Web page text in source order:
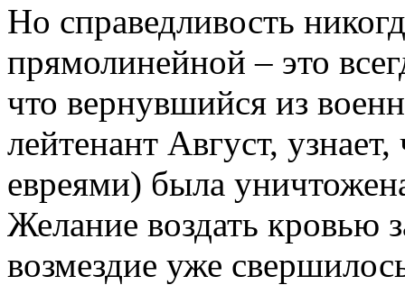
Но справедливость
прямолинейной – это
что вернувшийся из
лейтенант Август,
евреями) была
Желание воздать кровью
возмездие уже